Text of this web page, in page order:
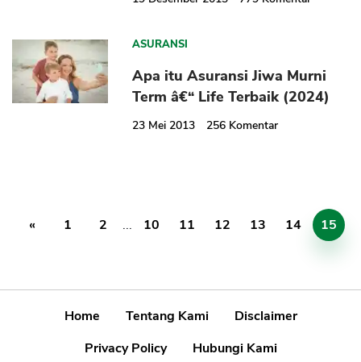
ASURANSI
Apa itu Asuransi Jiwa Murni
Term â€“ Life Terbaik (2024)
23 Mei 2013 256 Komentar
« 1 2 ... 10 11 12 13 14 15
Home Tentang Kami
Disclaimer
Privacy Policy
Hubungi Kami